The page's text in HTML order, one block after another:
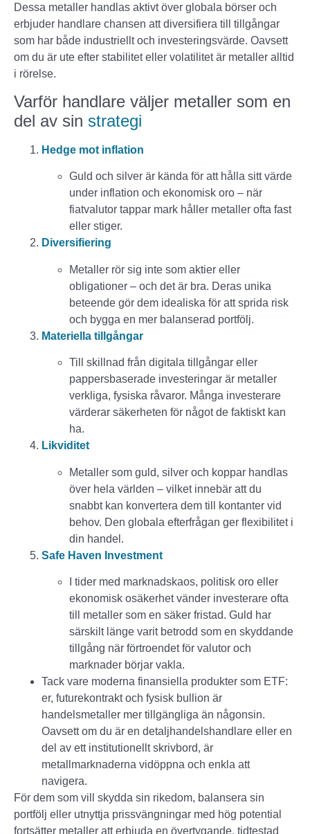
Dessa metaller handlas aktivt över globala börser och
erbjuder handlare chansen att diversifiera till tillgångar
som har både industriellt och investeringsvärde. Oavsett
om du är ute efter stabilitet eller volatilitet är metaller alltid
i rörelse.
Varför handlare väljer metaller som en
del av sin strategi
Hedge mot inflation
Guld och silver är kända för att hålla sitt värde
under inflation och ekonomisk oro – när
fiatvalutor tappar mark håller metaller ofta fast
eller stiger.
Diversifiering
Metaller rör sig inte som aktier eller
obligationer – och det är bra. Deras unika
beteende gör dem idealiska för att sprida risk
och bygga en mer balanserad portfölj.
Materiella tillgångar
Till skillnad från digitala tillgångar eller
pappersbaserade investeringar är metaller
verkliga, fysiska råvaror. Många investerare
värderar säkerheten för något de faktiskt kan
ha.
Likviditet
Metaller som guld, silver och koppar handlas
över hela världen – vilket innebär att du
snabbt kan konvertera dem till kontanter vid
behov. Den globala efterfrågan ger flexibilitet i
din handel.
Safe Haven Investment
I tider med marknadskaos, politisk oro eller
ekonomisk osäkerhet vänder investerare ofta
till metaller som en säker fristad. Guld har
särskilt länge varit betrodd som en skyddande
tillgång när förtroendet för valutor och
marknader börjar vakla.
Tack vare moderna finansiella produkter som ETF:
er, futurekontrakt och fysisk bullion är
handelsmetaller mer tillgängliga än någonsin.
Oavsett om du är en detaljhandelshandlare eller en
del av ett institutionellt skrivbord, är
metallmarknaderna vidöppna och enkla att
navigera.
För dem som vill skydda sin rikedom, balansera sin
portfölj eller utnyttja prissvängningar med hög potential
fortsätter metaller att erbjuda en övertygande, tidtestad